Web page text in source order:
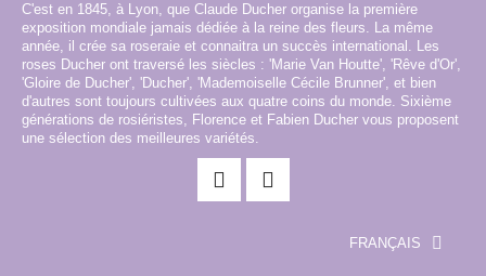
C'est en 1845, à Lyon, que Claude Ducher organise la première
exposition mondiale jamais dédiée à la reine des fleurs. La même
année, il crée sa roseraie et connaitra un succès international. Les
roses Ducher ont traversé les siècles : 'Marie Van Houtte', 'Rêve d'Or',
'Gloire de Ducher', 'Ducher', 'Mademoiselle Cécile Brunner', et bien
d'autres sont toujours cultivées aux quatre coins du monde. Sixième
générations de rosiéristes, Florence et Fabien Ducher vous proposent
une sélection des meilleures variétés.
FRANÇAIS